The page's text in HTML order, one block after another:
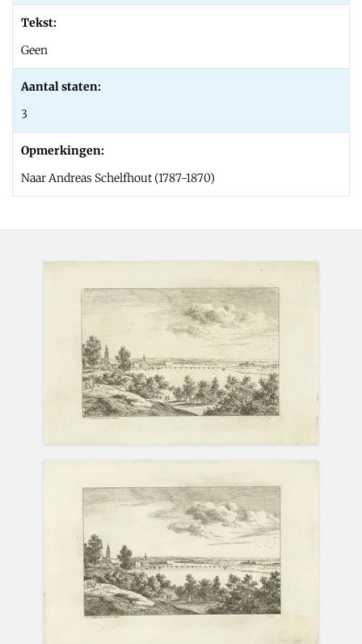
Tekst:
Geen
Aantal staten:
3
Opmerkingen:
Naar Andreas Schelfhout (1787-1870)